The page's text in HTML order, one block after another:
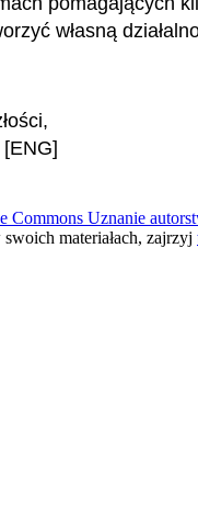
własną
,
Commons Uznanie
materiałach, zajrzyj